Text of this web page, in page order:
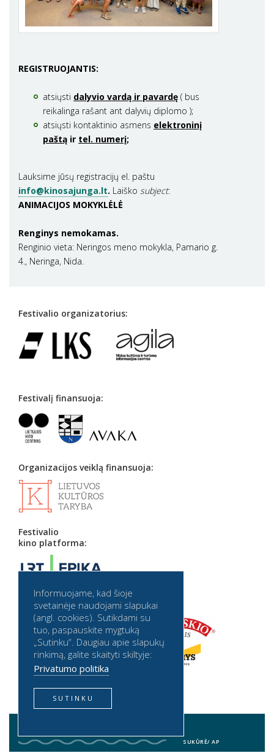
REGISTRUOJANTIS:
atsiųsti dalyvio vardą ir pavardę ( bus
reikalinga rašant ant dalyvių diplomo );
atsiųsti kontaktinio asmens elektroninį
paštą ir tel. numerį;
Lauksime jūsų registracijų el. paštu
info@kinosajunga.lt. Laiško subject:
ANIMACIJOS MOKYKLĖLĖ
Renginys nemokamas.
Renginio vieta: Neringos meno mokykla, Pamario g.
4., Neringa, Nida.
Festivalio organizatorius:
Festivalį finansuoja:
Organizacijos veiklą finansuoja:
Festivalio
kino platforma:
Partneriai:
SUKŪRĖ/ AP
Informuojame, kad šioje
svetainėje naudojami slapukai
(angl. cookies). Sutikdami su
tuo, paspauskite mygtuką
„Sutinku“. Daugiau apie slapukų
rinkimą, galite skaityti skiltyje:
Privatumo politika
SUTINKU